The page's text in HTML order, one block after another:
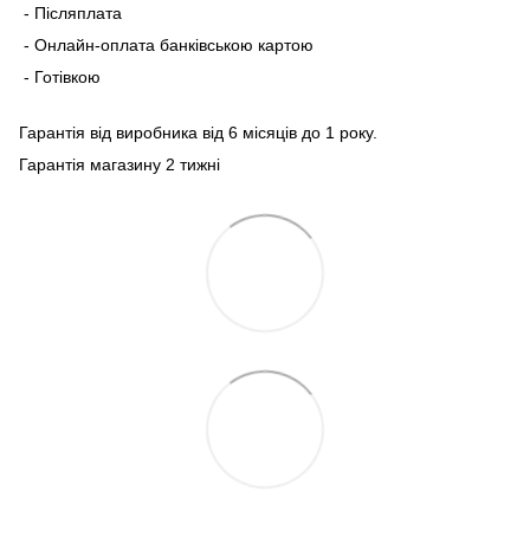
- Післяплата
- Онлайн-оплата банківською картою
- Готівкою
Гарантія від виробника від 6 місяців до 1 року.
Гарантія магазину 2 тижні